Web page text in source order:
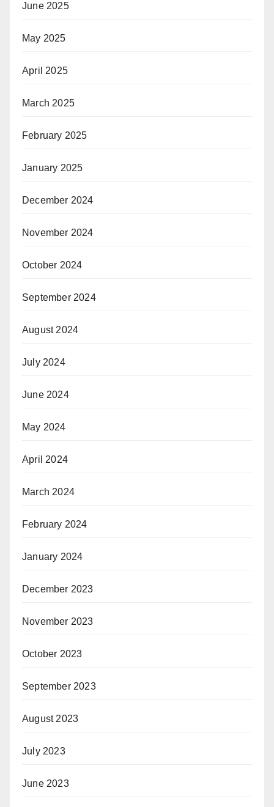
June 2025
May 2025
April 2025
March 2025
February 2025
January 2025
December 2024
November 2024
October 2024
September 2024
August 2024
July 2024
June 2024
May 2024
April 2024
March 2024
February 2024
January 2024
December 2023
November 2023
October 2023
September 2023
August 2023
July 2023
June 2023